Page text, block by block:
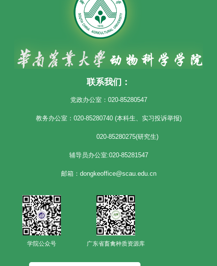
联系我们：
党政办公室：020-85280547
教务办公室：020-85280740 (本科生、实习投诉举报)
020-85280275(研究生)
辅导员办公室:020-85281547
邮箱：dongkeoffice@scau.edu.cn
学院公众号 广东省畜禽种质资源库